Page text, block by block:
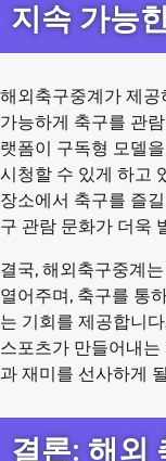
지속 가능
해외축구중계가 제
가능하게 축구를 관
랫폼이 구독형 모델
시청할 수 있게 하고
장소에서 축구를 즐
구 관람 문화가 더욱
결국, 해외축구중계
열어주며, 축구를 통
는 기회를 제공합니
스포츠가 만들어내
과 재미를 선사하게
결론: 해외